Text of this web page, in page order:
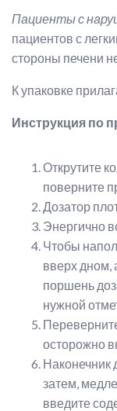
Пациенты с
пациентов с
стороны печени
К упаковке
Инструкция по
Открутите
поверните
Дозатор
Энергично
Чтобы
вверх дном,
поршень
нужной
осторожно
Наконечник
затем,
введите